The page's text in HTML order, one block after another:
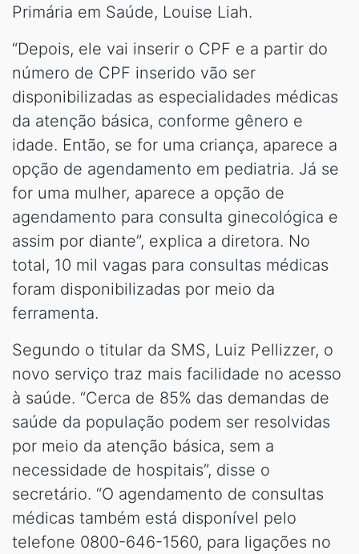
Primária em Saúde, Louise Liah.
“Depois, ele vai inserir o CPF e a partir do
número de CPF inserido vão ser
disponibilizadas as especialidades médicas
da atenção básica, conforme gênero e
idade. Então, se for uma criança, aparece a
opção de agendamento em pediatria. Já se
for uma mulher, aparece a opção de
agendamento para consulta ginecológica e
assim por diante”, explica a diretora. No
total, 10 mil vagas para consultas médicas
foram disponibilizadas por meio da
ferramenta.
Segundo o titular da SMS, Luiz Pellizzer, o
novo serviço traz mais facilidade no acesso
à saúde. “Cerca de 85% das demandas de
saúde da população podem ser resolvidas
por meio da atenção básica, sem a
necessidade de hospitais”, disse o
secretário. “O agendamento de consultas
médicas também está disponível pelo
telefone 0800-646-1560, para ligações no